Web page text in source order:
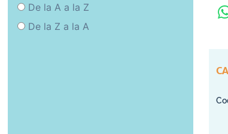
De la A a la Z
De la Z a la A